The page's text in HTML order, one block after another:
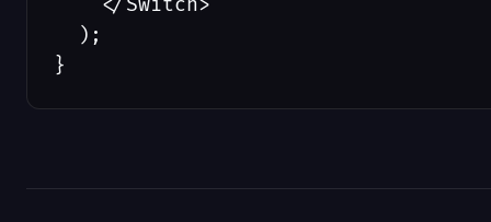
    </Switch>
  );
}